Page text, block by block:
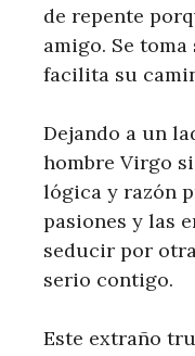
de repente
amigo. Se
facilita su
Dejando a un
hombre Virgo
lógica y razón
pasiones y las
seducir por
serio contigo.
Este extraño